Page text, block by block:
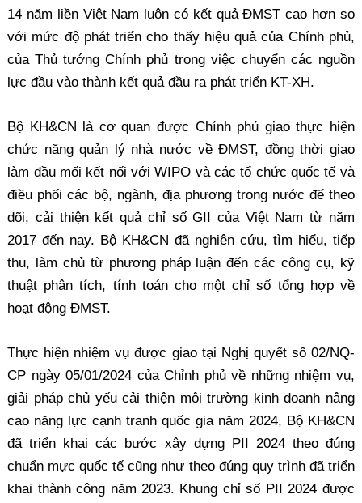
14 năm liền Việt Nam luôn có kết quả ĐMST cao hơn so
với mức độ phát triển cho thấy hiệu quả của Chính phủ,
của Thủ tướng Chính phủ trong việc chuyển các nguồn
lực đầu vào thành kết quả đầu ra phát triển KT-XH.
Bộ KH&CN là cơ quan được Chính phủ giao thực hiện
chức năng quản lý nhà nước về ĐMST, đồng thời giao
làm đầu mối kết nối với WIPO và các tổ chức quốc tế và
điều phối các bộ, ngành, địa phương trong nước để theo
dõi, cải thiện kết quả chỉ số GII của Việt Nam từ năm
2017 đến nay. Bộ KH&CN đã nghiên cứu, tìm hiểu, tiếp
thu, làm chủ từ phương pháp luận đến các công cụ, kỹ
thuật phân tích, tính toán cho một chỉ số tổng hợp về
hoạt động ĐMST.
Thực hiện nhiệm vụ được giao tại Nghị quyết số 02/NQ-
CP ngày 05/01/2024 của Chỉnh phủ về những nhiệm vụ,
giải pháp chủ yếu cải thiện môi trường kinh doanh nâng
cao năng lực cạnh tranh quốc gia năm 2024, Bộ KH&CN
đã triển khai các bước xây dựng PII 2024 theo đúng
chuẩn mực quốc tế cũng như theo đúng quy trình đã triển
khai thành công năm 2023. Khung chỉ số PII 2024 được